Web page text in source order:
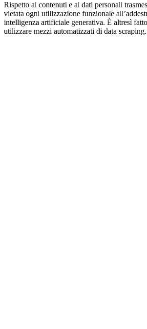
Rispetto ai contenuti e ai dati personali
vietata ogni utilizzazione funzionale
intelligenza artificiale generativa. È altresì
utilizzare mezzi automatizzati di data scraping.